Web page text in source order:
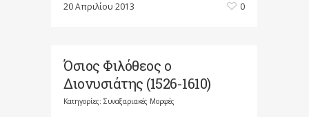
20 Απριλίου 2013 0
Όσιος Φιλόθεος ο
Διονυσιάτης (1526-1610)
Κατηγορίες: Συναξαριακές Μορφές